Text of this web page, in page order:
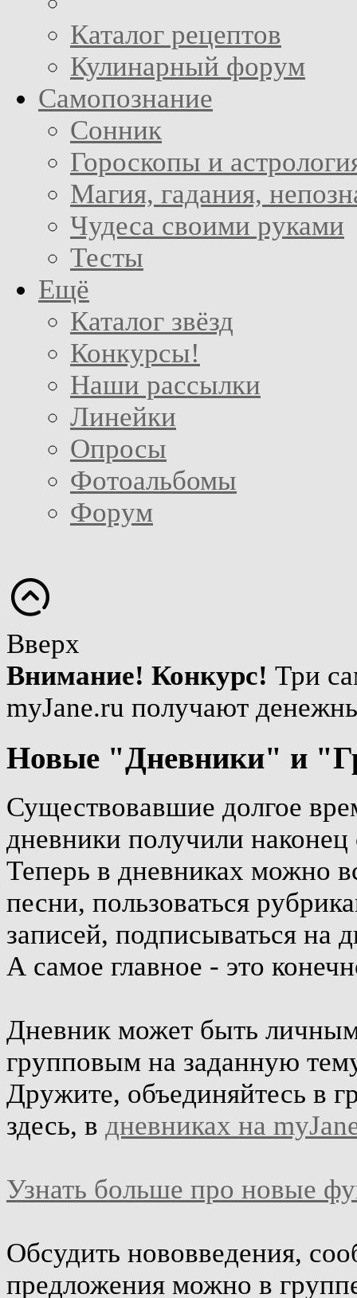
Каталог рецептов
Кулинарный форум
Самопознание
Сонник
Гороскопы и
Магия, гадания,
Чудеса своими руками
Тесты
Ещё
Каталог звёзд
Конкурсы!
Наши рассылки
Линейки
Опросы
Фотоальбомы
Форум
Вверх
Внимание! Конкурс! Три
myJane.ru получают
Новые "Дневники" и
Существовавшие долгое
дневники получили наконец
Теперь в дневниках можно
песни, пользоваться
записей, подписываться на
А самое главное - это
Дневник может быть
групповым на заданную
Дружите, объединяйтесь в
здесь, в дневниках на
Узнать больше про новые
Обсудить нововведения,
предложения можно в